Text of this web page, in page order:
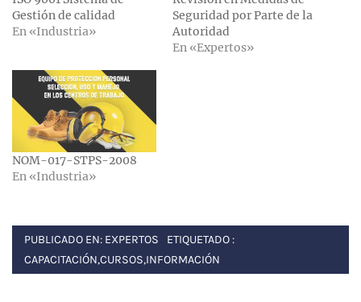
Gestión de calidad
En «Industria»
Seguridad por Parte de la
Autoridad
En «Expertos»
NOM-017-STPS-2008
En «Industria»
PUBLICADO EN: EXPERTOS
ETIQUETADO :
CAPACITACIÓN,CURSOS,INFORMACIÓN